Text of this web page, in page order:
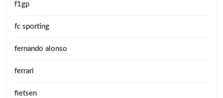
f1gp
fc sporting
fernando alonso
ferrari
fietsen